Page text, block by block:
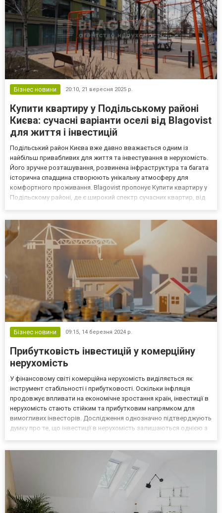
Бізнес новини 20:10, 21 вересня 2025 р.
Купити квартиру у Подільському районі
Києва: сучасні варіанти оселі від Blagovist
для життя і інвестицій
Подільський район Києва вже давно вважається одним із
найбільш привабливих для життя та інвестування в нерухомість.
Його зручне розташування, розвинена інфраструктура та багата
історична спадщина створюють унікальну атмосферу для
комфортного проживання. Blagovist пропонує Купити квартиру у
Подільскому районі, де є широкий спектр сучасних квартир, від
Бізнес новини 09:15, 14 березня 2024 р.
Прибутковість інвестицій у комерційну
нерухомість
У фінансовому світі комерційна нерухомість виділяється як
інструмент стабільності і прибутковості. Оскільки інфляція
продовжує впливати на економічне зростання країн, інвестиції в
нерухомість стають стійким та прибутковим напрямком для
вимогливих інвесторів. Дослідження однозначно підтверджують
думку про те, що інвестиції в нерухомість залишаються однією з